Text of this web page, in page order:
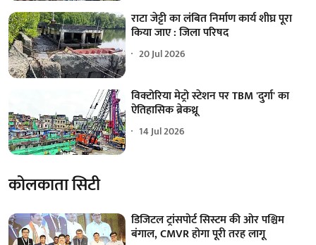
राटा जेट्टी का लंबित निर्माण कार्य शीघ्र पूरा
किया जाए : जिला परिषद
20 Jul 2026
विक्टोरिया मेट्रो स्टेशन पर TBM 'दुर्गा' का
ऐतिहासिक ब्रेकथ्रू
14 Jul 2026
कोलकाता सिटी
डिजिटल ट्रांसपोर्ट सिस्टम की ओर पश्चिम
बंगाल, CMVR होगा पूरी तरह लागू